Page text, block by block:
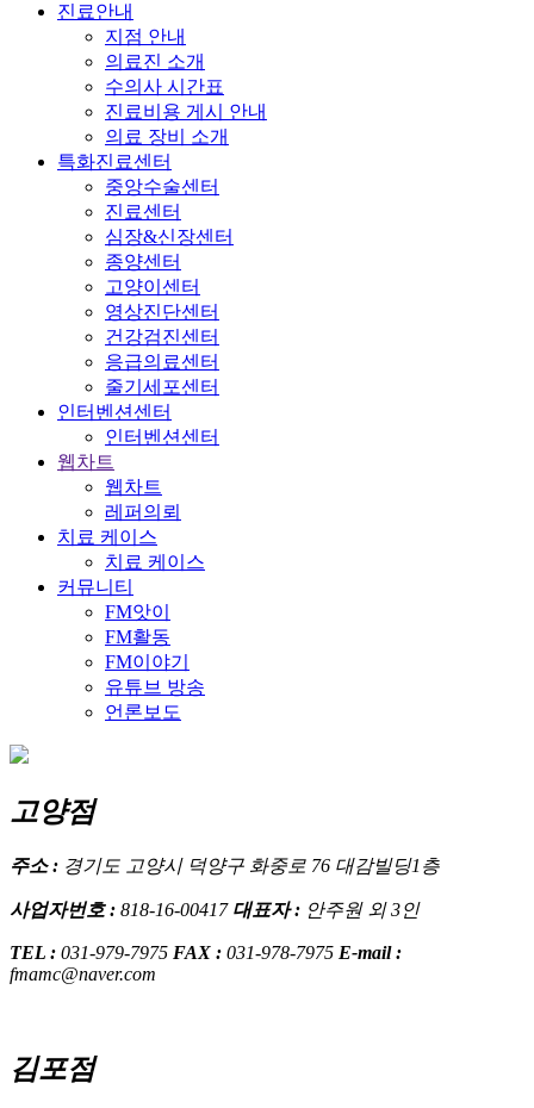
진료안내
지점 안내
의료진 소개
수의사 시간표
진료비용 게시 안내
의료 장비 소개
특화진료센터
중앙수술센터
진료센터
심장&신장센터
종양센터
고양이센터
영상진단센터
건강검진센터
응급의료센터
줄기세포센터
인터벤션센터
인터벤션센터
웹차트
웹차트
레퍼의뢰
치료 케이스
치료 케이스
커뮤니티
FM앗이
FM활동
FM이야기
유튜브 방송
언론보도
고양점
주소 : 경기도 고양시 덕양구 화중로 76 대감빌딩1층
사업자번호 : 818-16-00417 대표자 : 안주원 외 3인
TEL : 031-979-7975 FAX : 031-978-7975 E-mail :
fmamc@naver.com
김포점